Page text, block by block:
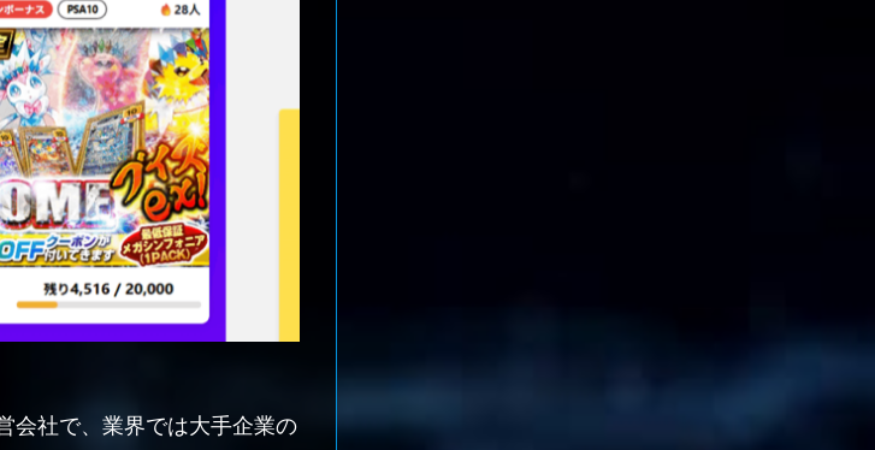
会社で、業界では大手企業の